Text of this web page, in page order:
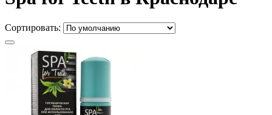
Сортировать: